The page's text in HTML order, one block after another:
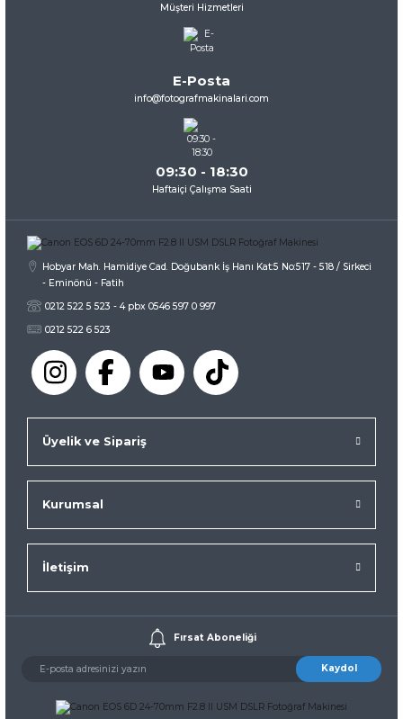
Ürün bilgilerinde hatalar bulunuyor.
Ürün fiyatı diğer sitelerden daha pahalı.
Gönder
Mcoplus MK-6D Canon EOS 6D Uyumlu Battery Grip
Liste Fiyatı 3.636,60 TL
TÜKENDİ
Canon Orjinal Profesyonel Büyük Omuz Çantası
358,94 TL
İNCELE
Müşteri Hizmetleri
E-Posta
info@fotografmakinalari.com
09:30 - 18:30
Haftaiçi Çalışma Saati
Hobyar Mah. Hamidiye Cad. Doğubank İş Hanı Kat:5 No:517 - 518 / Sirkeci
- Eminönü - Fatih
0212 522 5 523 - 4 pbx 0546 597 0 997
0212 522 6 523
Üyelik ve Sipariş
Kurumsal
İletişim
Fırsat Aboneliği
Kaydol